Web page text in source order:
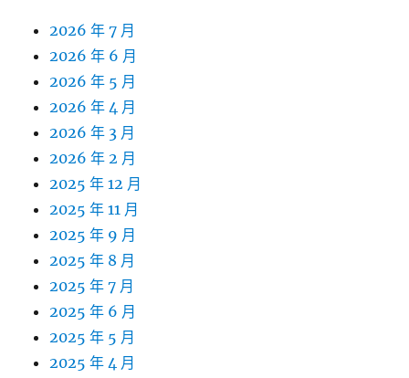
2026 年 7 月
2026 年 6 月
2026 年 5 月
2026 年 4 月
2026 年 3 月
2026 年 2 月
2025 年 12 月
2025 年 11 月
2025 年 9 月
2025 年 8 月
2025 年 7 月
2025 年 6 月
2025 年 5 月
2025 年 4 月